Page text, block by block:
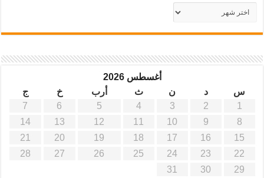
أرشيف
موقع
أغسطس 2026
س
د ن ث أرب خ
ج
1
2
3
4
5
6
7
8
9
10
11
12
13
14
15
16
17
18
19
20
21
22
23
24
25
26
27
28
29
30
31